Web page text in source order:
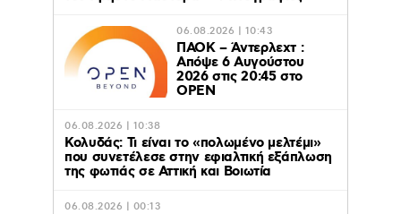
06.08.2026 | 10:43
ΠΑΟΚ – Άντερλεχτ :
Απόψε 6 Αυγούστου
2026 στις 20:45 στο
ΟΡΕΝ
06.08.2026 | 10:38
Κολυδάς: Τι είναι το «πολωμένο μελτέμι»
που συνετέλεσε στην εφιαλτική εξάπλωση
της φωτιάς σε Αττική και Βοιωτία
06.08.2026 | 00:13